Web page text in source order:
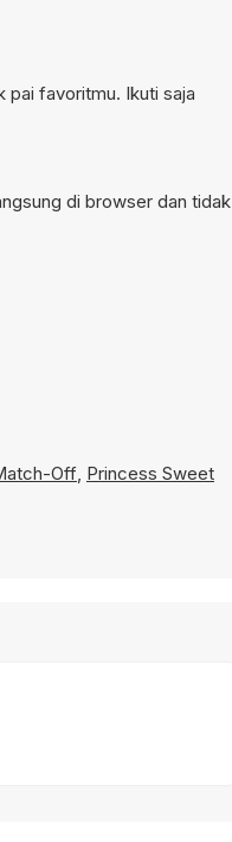
pai favoritmu. Ikuti saja
di browser dan tidak
Off, Princess Sweet